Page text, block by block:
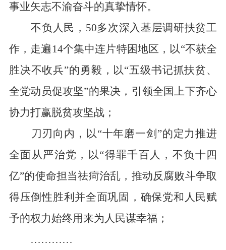
事业矢志不渝奋斗的真挚情怀。
不负人民，50多次深入基层调研扶贫工
作，走遍14个集中连片特困地区，以“不获全
胜决不收兵”的勇毅，以“五级书记抓扶贫、
全党动员促攻坚”的果决，引领全国上下齐心
协力打赢脱贫攻坚战；
刀刃向内，以“十年磨一剑”的定力推进
全面从严治党，以“得罪千百人，不负十四
亿”的使命担当祛疴治乱，推动反腐败斗争取
得压倒性胜利并全面巩固，确保党和人民赋
予的权力始终用来为人民谋幸福；
…………